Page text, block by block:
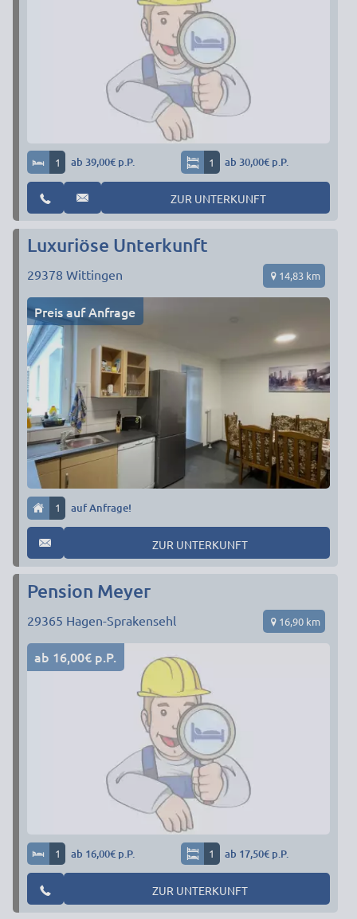
1 ab 39,00€ p.P. 1 ab 30,00€ p.P.
ZUR UNTERKUNFT
Luxuriöse Unterkunft
29378 Wittingen 14,83 km
Preis auf Anfrage
1 auf Anfrage!
ZUR UNTERKUNFT
Pension Meyer
29365 Hagen-Sprakensehl 16,90 km
ab 16,00€ p.P.
1 ab 16,00€ p.P. 1 ab 17,50€ p.P.
ZUR UNTERKUNFT